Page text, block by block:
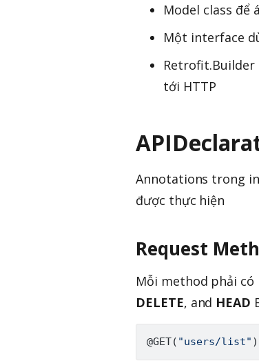
Model class để
Một interface
Retrofit.Builder
tới HTTP
Annotations trong
được thực hiện
Request
Mỗi method phải
DELETE, and HEAD
@GET( "users/list" )